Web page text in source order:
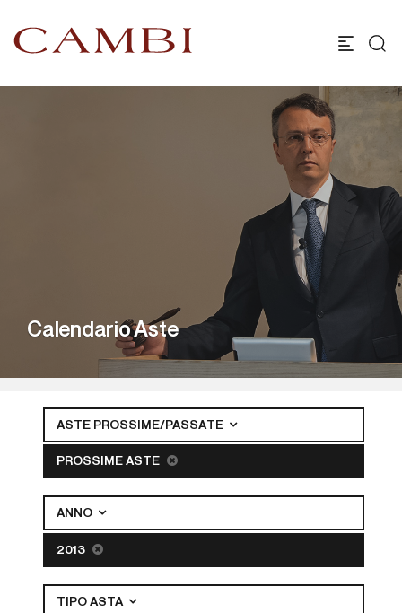
Calendario Aste
ASTE PROSSIME/PASSATE
PROSSIME ASTE
ANNO
2013
TIPO ASTA